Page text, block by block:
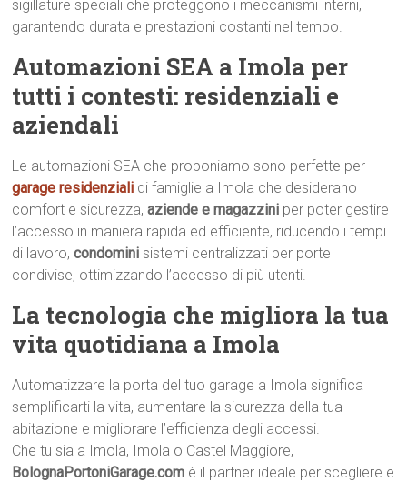
sigillature speciali che proteggono i meccanismi interni,
garantendo durata e prestazioni costanti nel tempo.
Automazioni SEA a Imola per
tutti i contesti: residenziali e
aziendali
Le automazioni SEA che proponiamo sono perfette per
garage residenziali di famiglie a Imola che desiderano
comfort e sicurezza,aziende e magazzini per poter gestire
l’accesso in maniera rapida ed efficiente, riducendo i tempi
di lavoro,condomini sistemi centralizzati per porte
condivise, ottimizzando l’accesso di più utenti.
La tecnologia che migliora la tua
vita quotidiana a Imola
Automatizzare la porta del tuo garage a Imola significa
semplificarti la vita, aumentare la sicurezza della tua
abitazione e migliorare l’efficienza degli accessi.
Che tu sia a Imola, Imola o Castel Maggiore,
BolognaPortoniGarage.com è il partner ideale per scegliere e